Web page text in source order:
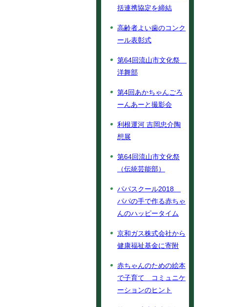
括連携協定を締結
高齢者よい歯のコンク
ール表彰式
第64回流山市文化祭
洋舞部
第4回あかちゃんごろ
ーんあーと撮影会
利根運河 吉岡忠介陶
想展
第64回流山市文化祭
（伝統芸能部）
パパスクール2018
パパの手で作る赤ちゃ
んのハッピータイム
京和ガス株式会社から
健康福祉基金に寄附
赤ちゃんのための絵本
で子育て コミュニケ
ーションのヒント